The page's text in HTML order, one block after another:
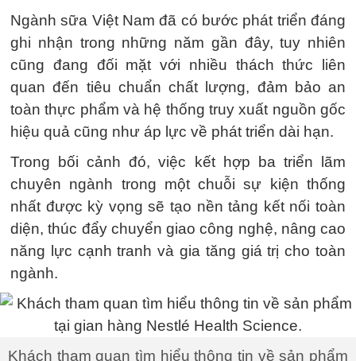
Ngành sữa Việt Nam đã có bước phát triển đáng
ghi nhận trong những năm gần đây, tuy nhiên
cũng đang đối mặt với nhiều thách thức liên
quan đến tiêu chuẩn chất lượng, đảm bảo an
toàn thực phẩm và hệ thống truy xuất nguồn gốc
hiệu quả cũng như áp lực về phát triển dài hạn.
Trong bối cảnh đó, việc kết hợp ba triển lãm
chuyên ngành trong một chuỗi sự kiện thống
nhất được kỳ vọng sẽ tạo nền tảng kết nối toàn
diện, thúc đẩy chuyển giao công nghệ, nâng cao
năng lực cạnh tranh và gia tăng giá trị cho toàn
ngành.
Khách tham quan tìm hiểu thông tin về sản phẩm